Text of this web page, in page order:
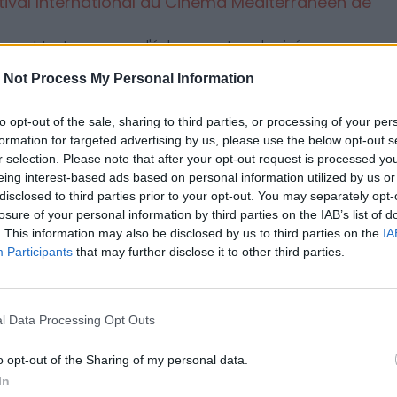
Not Process My Personal Information
opt-out of the sale, sharing to third parties, or processing of your
for targeted advertising by us, please use the below opt-out
selection. Please note that after your opt-out request is processed
interest-based ads based on personal information utilized by us
to third parties prior to your opt-out. You may separately
of your personal information by third parties on the IAB’s list of
This information may also be disclosed by us to third parties on the
Participants that may further disclose it to other third parties.
Data Processing Opt Outs
opt-out of the Sharing of my personal data.
tout un espace d'échange autour du cinéma
pour ce Festival International du Cinéma
du Cinéma d’Animation
à part vous invite à participer à la 3ème édition de son festival
du Cinéma d’Animation. Cette année, l'événement se
26 novembre 2023 à Montpellier (Centre Rabelais, Salle
Diagonal).
International du Film de voyage d'aventure
au 1er octobre 2023 ! 7 jours de projections, ateliers,
conférences et tables rondes qui vous donneront envie de